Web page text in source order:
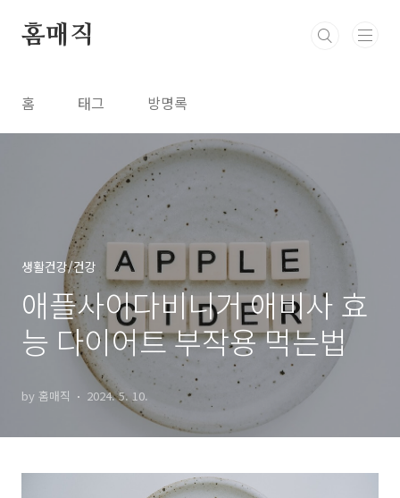
홈매직
홈 태그 방명록
생활건강/건강
애플사이다비니거 애비사 효
능 다이어트 부작용 먹는법
by 홈매직 2024. 5. 10.